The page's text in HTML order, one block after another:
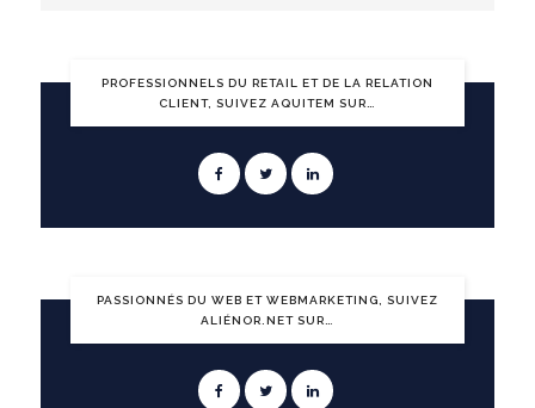
PROFESSIONNELS DU RETAIL ET DE LA RELATION
CLIENT, SUIVEZ AQUITEM SUR…
PASSIONNÉS DU WEB ET WEBMARKETING, SUIVEZ
ALIÉNOR.NET SUR…